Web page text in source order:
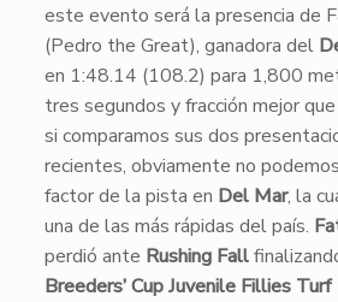
este evento será la presencia de
(Pedro the Great), ganadora del
en 1:48.14 (108.2) para 1,800
tres segundos y fracción mejor
si comparamos sus dos
recientes, obviamente no
factor de la pista en Del Mar, la
una de las más rápidas del país.
perdió ante Rushing Fall
Breeders’ Cup Juvenile Fillies Turf